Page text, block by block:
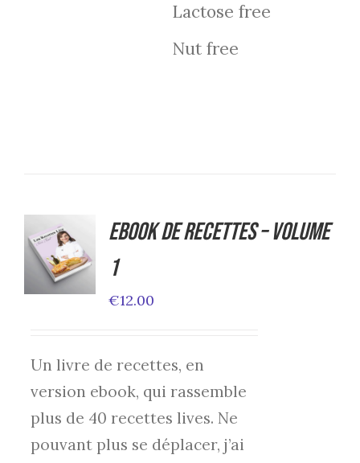
Lactose free
Nut free
ADD TO
CART
/
DETAILS
Ebook de Recettes – Volume
1
€12.00
Un livre de recettes, en
version ebook, qui rassemble
plus de 40 recettes lives. Ne
pouvant plus se déplacer, j’ai